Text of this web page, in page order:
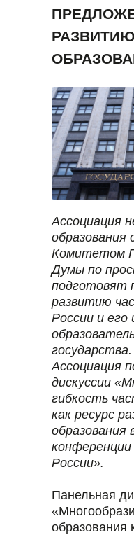
Ассоциация
образования
Комитетом
Думы по
подготовят
развитию
России и его
Ассоциация
дискуссии
гибкость
как ресурс
образования
России».
Панельная
образования